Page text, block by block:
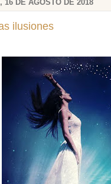
16 DE AGOSTO DE 2018
ilusiones